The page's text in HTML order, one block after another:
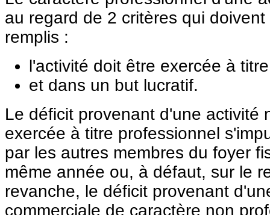
au regard de 2 critères qui
remplis :
l'activité doit être exercée à
et dans un but lucratif.
Le déficit provenant d'une activité
exercée à titre professionnel
par les autres membres du foyer
même année ou, à défaut, sur le
revanche, le déficit provenant
commerciale de caractère non